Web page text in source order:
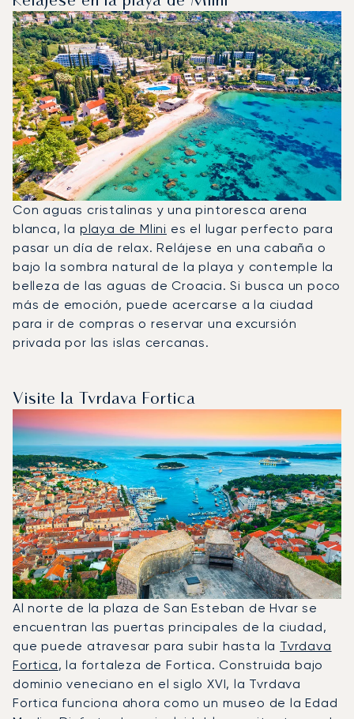
Con aguas cristalinas y una pintoresca arena
blanca, la playa de Mlini es el lugar perfecto para
pasar un día de relax. Relájese en una cabaña o
bajo la sombra natural de la playa y contemple la
belleza de las aguas de Croacia. Si busca un poco
más de emoción, puede acercarse a la ciudad
para ir de compras o reservar una excursión
privada por las islas cercanas.
Visite la Tvrdava Fortica
Al norte de la plaza de San Esteban de Hvar se
encuentran las puertas principales de la ciudad,
que puede atravesar para subir hasta la Tvrdava
Fortica, la fortaleza de Fortica. Construida bajo
dominio veneciano en el siglo XVI, la Tvrdava
Fortica funciona ahora como un museo de la Edad